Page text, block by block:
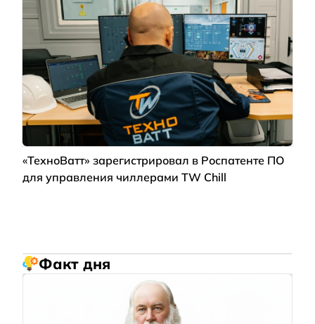
«ТехноВатт» зарегистрировал в Роспатенте ПО
для управления чиллерами TW Chill
Факт дня